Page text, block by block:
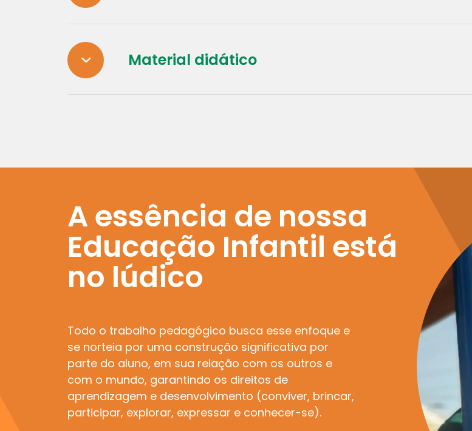
Material didático
pedagógicos da escola e os
objetivos definidos para cada ano
letivo.
A essência de nossa
Educação Infantil está
no lúdico
Todo o trabalho pedagógico busca esse enfoque e
se norteia por uma construção significativa por
parte do aluno, em sua relação com os outros e
com o mundo, garantindo os direitos de
aprendizagem e desenvolvimento (conviver, brincar,
participar, explorar, expressar e conhecer-se).